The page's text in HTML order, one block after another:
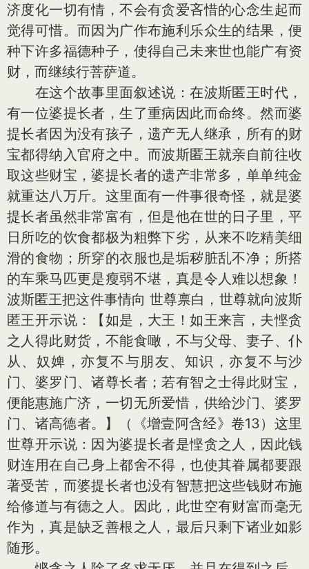
济度化一切有情，不会有贪爱吝惜的心念生起而
觉得可惜。而因为广作布施利乐众生的结果，便
种下许多福德种子，使得自己未来世也能广有资
财，而继续行菩萨道。
在这个故事里面叙述说：在波斯匿王时代，
有一位婆提长者，生了重病因此而命终。然而婆
提长者因为没有孩子，遗产无人继承，所有的财
宝都得纳入官府之中。而波斯匿王就亲自前往收
取这些财宝，婆提长者的遗产非常多，单单纯金
就重达八万斤。这里面有一件事很奇怪，就是婆
提长者虽然非常富有，但是他在世的日子里，平
日所吃的饮食都极为粗弊下劣，从来不吃精美细
滑的食物；所穿的衣服也是垢秽脏乱不净；所搭
的车乘马匹更是瘦弱不堪，真是令人难以想象！
波斯匿王把这件事情向 世尊禀白，世尊就向波斯
匿王开示说：【如是，大王！如王来言，夫悭贪
之人得此财货，不能食噉，不与父母、妻子、仆
从、奴婢，亦复不与朋友、知识，亦复不与沙
门、婆罗门、诸尊长者；若有智之士得此财宝，
便能惠施广济，一切无所爱惜，供给沙门、婆罗
门、诸高德者。】（《增壹阿含经》卷13）这里
世尊开示说：因为婆提长者是悭贪之人，因此钱
财连用在自己身上都舍不得，也使其眷属都要跟
著受苦，而婆提长者也没有智慧把这些钱财布施
给修道与有德之人。因此，此世空有财富而毫无
作为，真是缺乏善根之人，最后只剩下诸业如影
随形。